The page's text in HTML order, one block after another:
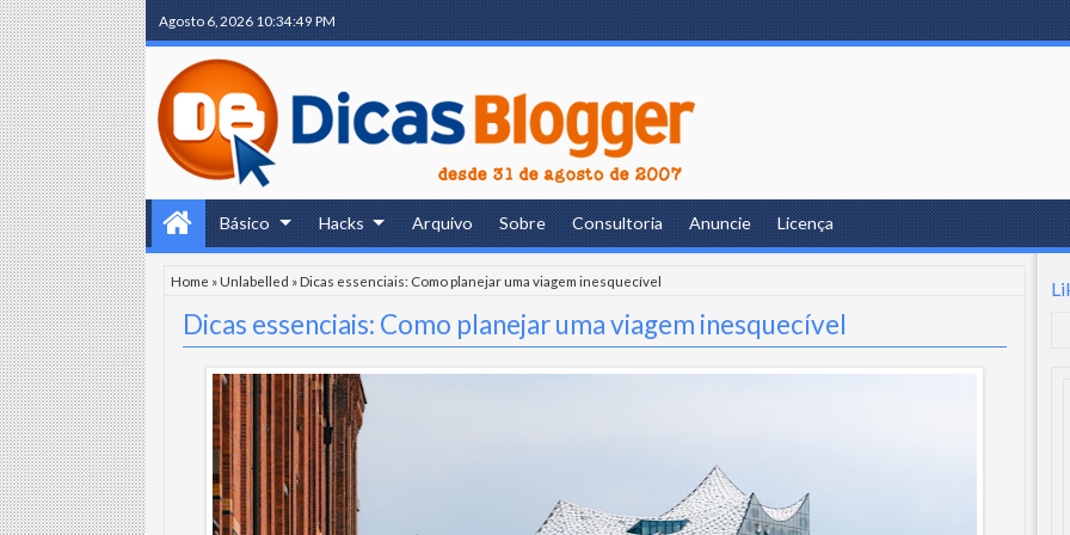
Agosto 6, 2026 10:34:51 PM
Básico Hacks Arquivo Sobre Consultoria Anuncie Licença
Home »Unlabelled »Dicas essenciais: Como planejar uma viagem inesquecível
Dicas essenciais: Como planejar uma viagem inesquecível